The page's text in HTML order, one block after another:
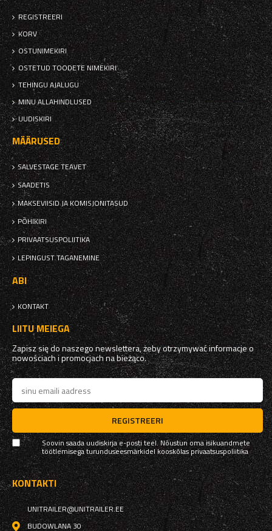
REGISTREERI
KORV
OSTUNIMEKIRI
OSTETUD TOODETE NIMEKIRI
TEHINGU AJALUGU
MINU ALLAHINDLUSED
UUDISKIRI
MÄÄRUSED
SALVESTAGE TEAVET
SAADETIS
MAKSEVIISID JA KOMISJONITASUD
PÕHIKIRI
PRIVAATSUSPOLIITIKA
LEPINGUST TAGANEMINE
ABI
KONTAKT
LIITU MEIEGA
Zapisz się do naszego newslettera, żeby otrzymywać informacje o
nowościach i promocjach na bieżąco.
REGISTREERI
Soovin saada uudiskirja e-posti teel. Nõustun oma isikuandmete
töötlemisega turunduseesmärkidel kooskõlasprivaatsuspoliitika
KONTAKTI
UNITRAILER@UNITRAILER.EE
BUDOWLANA 30